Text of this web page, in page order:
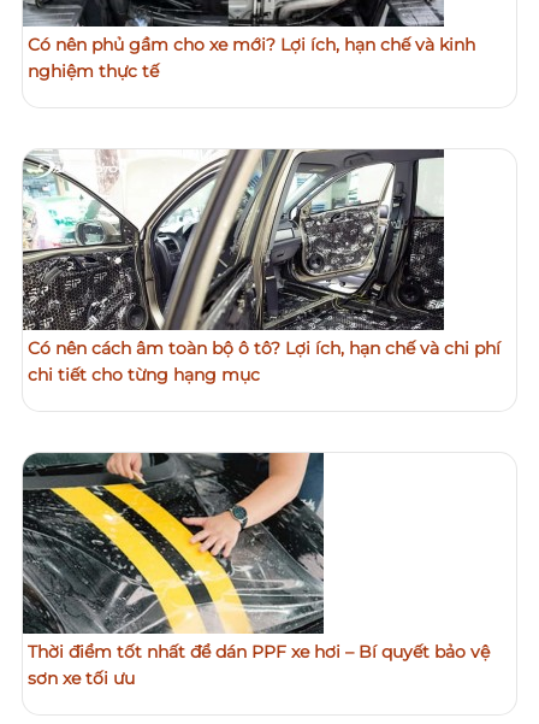
Có nên phủ gầm cho xe mới? Lợi ích, hạn chế và kinh
nghiệm thực tế
Có nên cách âm toàn bộ ô tô? Lợi ích, hạn chế và chi phí
chi tiết cho từng hạng mục
Thời điểm tốt nhất để dán PPF xe hơi – Bí quyết bảo vệ
sơn xe tối ưu